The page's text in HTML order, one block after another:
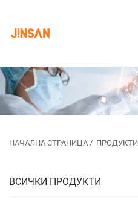
НАЧАЛНА СТРАНИЦА / ПРОДУКТИ
ВСИЧКИ ПРОДУКТИ